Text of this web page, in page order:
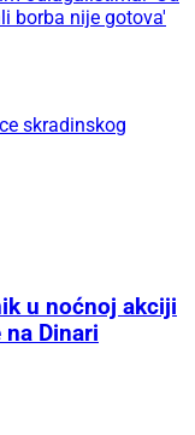
borba nije gotova'
skradinskog
u noćnoj akciji
Dinari